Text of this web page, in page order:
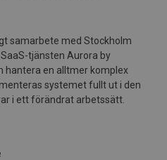
samarbete med Stockholm
tjänsten Aurora by
hantera en alltmer komplex
systemet fullt ut i den
i ett förändrat arbetssätt.